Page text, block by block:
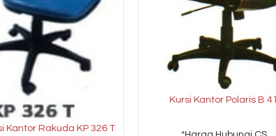
Kantor Rakuda KP 326 T
Kursi Kantor Polaris B 41